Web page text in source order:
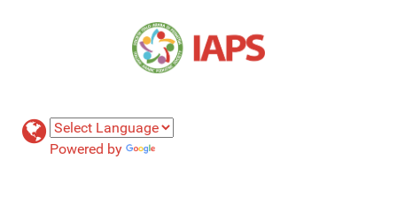
Powered by